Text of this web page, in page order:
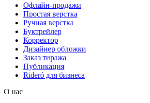
Офлайн-продажи
Простая верстка
Ручная верстка
Буктрейлер
Корректор
Дизайнер обложки
Заказ тиража
Публикация
Rideró для бизнеса
О нас